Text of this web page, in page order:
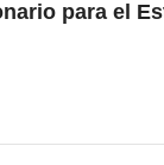
para el